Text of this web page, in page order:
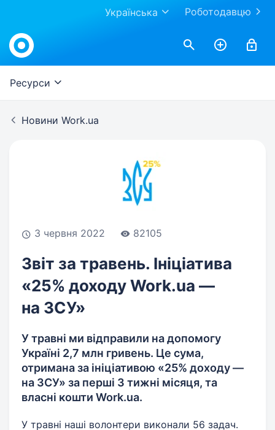
Роботодавцю
Українська
Work.ua
Ресурси
Новини Work.ua
3 червня 2022 82105
Звіт за травень. Ініціатива
«25% доходу Work.ua —
на ЗСУ»
У травні ми відправили на допомогу
Україні 2,7 млн гривень. Це сума,
отримана за ініціативою «25% доходу —
на ЗСУ» за перші 3 тижні місяця, та
власні кошти Work.ua.
У травні наші волонтери виконали 56 задач.